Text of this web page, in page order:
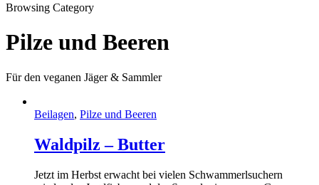
Browsing Category
Pilze und Beeren
Für den veganen Jäger & Sammler
Beilagen, Pilze und Beeren
Waldpilz – Butter
Jetzt im Herbst erwacht bei vielen Schwammerlsuchern